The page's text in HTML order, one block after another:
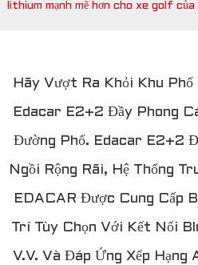
lithium mạnh mẽ hơn cho xe golf của
Hãy Vượt Ra Khỏi Khu
Edacar E2+2 Đầy Phong
Đường Phố. Edacar E2+2
Ngồi Rộng Rãi, Hệ Thống
EDACAR Được Cung Cấp
Trí Tùy Chọn Với Kết Nối
V.v. Và Đáp Ứng Xếp Hạng